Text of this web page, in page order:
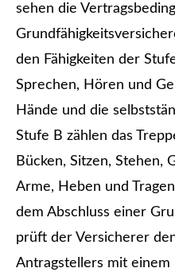
sehen die
den Fähigkeiten der
Sprechen, Hören und
Hände und die
Stufe B zählen das
Bücken, Sitzen, Stehen,
Arme, Heben und
dem Abschluss einer
prüft der Versicherer
Antragstellers mit einem